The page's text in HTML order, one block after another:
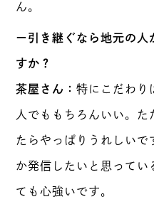
ん。
ー引き継ぐなら地元の人
すか？
茶屋さん：特にこだわり
人でももちろんいい。
たらやっぱりうれしいで
か発信したいと思ってい
ても心強いです。